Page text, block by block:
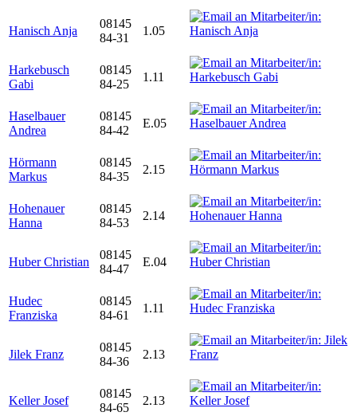
Hanisch Anja
08145
84-31
1.05
Harkebusch
Gabi
08145
84-25
1.11
Haselbauer
Andrea
08145
84-42
E.05
Hörmann
Markus
08145
84-35
2.15
Hohenauer
Hanna
08145
84-53
2.14
Huber Christian
08145
84-47
E.04
Hudec
Franziska
08145
84-61
1.11
Jilek Franz
08145
84-36
2.13
Keller Josef
08145
84-65
2.13